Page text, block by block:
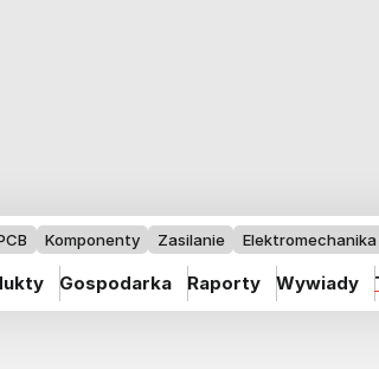
Komponenty Zasilanie Elektromechanika
Gospodarka Raporty Wywiady